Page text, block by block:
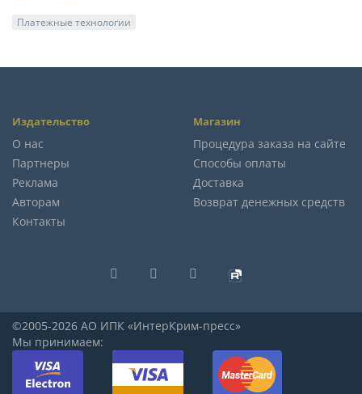
Платежные технологии
Издательство
О нас
Партнеры
Реклама
Авторам
Контакты
Магазин
Процедура заказа на сайте
Способы оплаты
Доставка
Возврат денежных средств
©2005-2026 АО ИПК «ИнтерКрим-пресс»
Мы принимаем: